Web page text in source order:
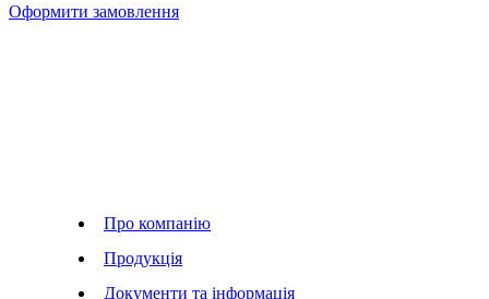
Оформити замовлення
Про компанію
Продукція
Документи та інформація